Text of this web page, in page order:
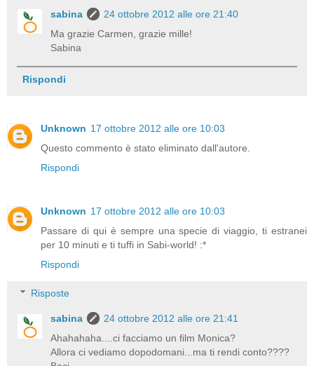
sabina
24 ottobre 2012 alle ore 21:40
Ma grazie Carmen, grazie mille!
Sabina
Rispondi
Unknown 17 ottobre 2012 alle ore 10:03
Questo commento è stato eliminato dall'autore.
Rispondi
Unknown 17 ottobre 2012 alle ore 10:03
Passare di qui è sempre una specie di viaggio, ti estranei
per 10 minuti e ti tuffi in Sabi-world! :*
Rispondi
Risposte
sabina
24 ottobre 2012 alle ore 21:41
Ahahahaha....ci facciamo un film Monica?
Allora ci vediamo dopodomani...ma ti rendi conto????